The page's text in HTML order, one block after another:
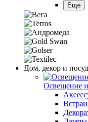
Еще
Дом, декор и
Освещение